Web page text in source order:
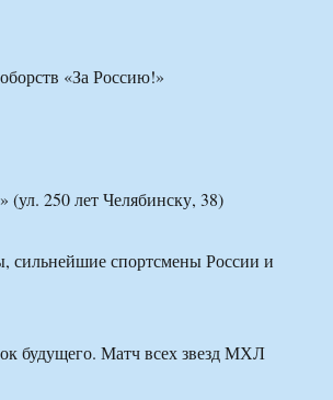
«За Россию!»
(ул. 250 лет Челябинску, 38)
сильнейшие спортсмены России и
будущего. Матч всех звезд МХЛ